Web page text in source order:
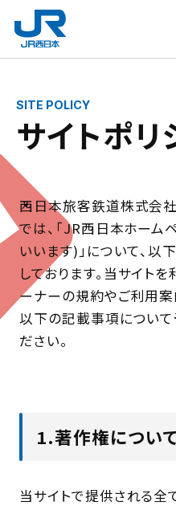
サイトポリ
西日本旅客鉄道株式会
では、「JR西日本ホーム
いいます)」について、
しております。当サイト
ーナーの規約やご利用案
以下の記載事項につい
ださい。
1.著作権につい
当サイトで提供される全